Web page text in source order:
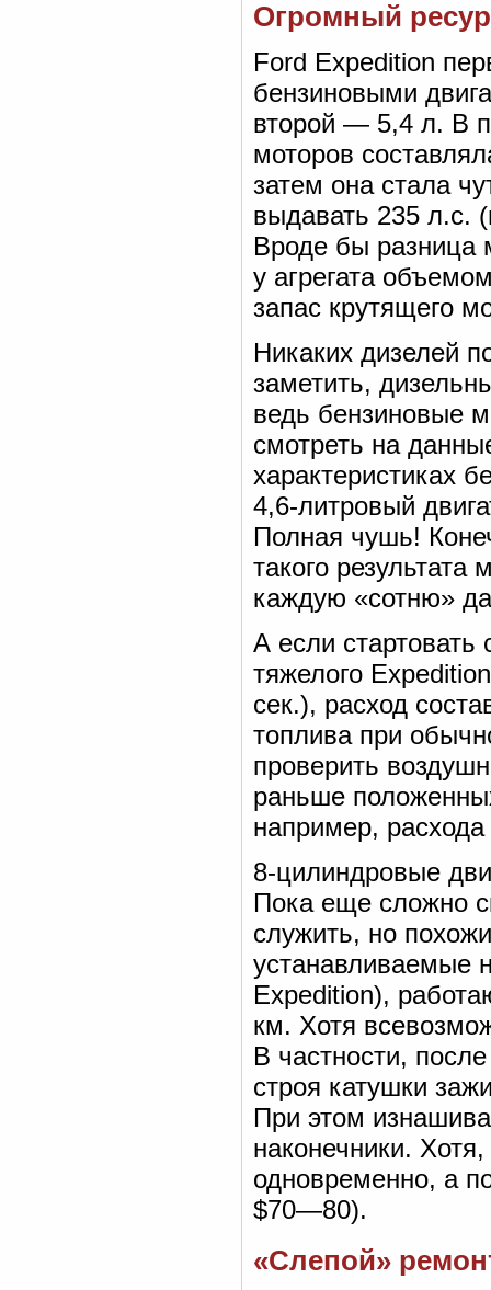
Огромный
Ford Expedition
бензиновыми
второй — 5,4 л. В
моторов
затем она стала
выдавать 235 л.с.
Вроде бы разница
у агрегата
запас крутящего
Никаких дизелей
заметить,
ведь бензиновые
смотреть на
характеристиках
4,6-литровый
Полная чушь!
такого
каждую «сотню»
А если
тяжелого
сек.), расход
топлива при
проверить
раньше
например,
8-цилиндровые
Пока еще сложно
служить, но
устанавливаемые
Expedition),
км. Хотя
В частности,
строя катушки
При этом
наконечники.
одновременно, а
$70—80).
«Слепой»